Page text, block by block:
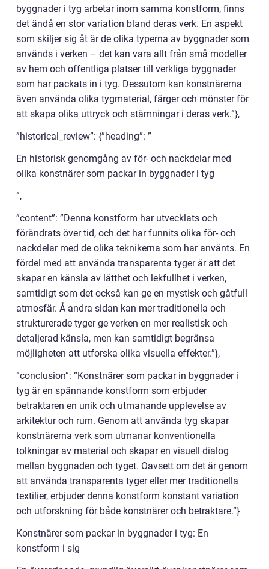
byggnader i tyg arbetar inom samma konstform, finns
det ändå en stor variation bland deras verk. En aspekt
som skiljer sig åt är de olika typerna av byggnader som
används i verken – det kan vara allt från små modeller
av hem och offentliga platser till verkliga byggnader
som har packats in i tyg. Dessutom kan konstnärerna
även använda olika tygmaterial, färger och mönster för
att skapa olika uttryck och stämningar i deras verk.”},
”historical_review”: {”heading”: ”
En historisk genomgång av för- och nackdelar med
olika konstnärer som packar in byggnader i tyg
”,
”content”: ”Denna konstform har utvecklats och
förändrats över tid, och det har funnits olika för- och
nackdelar med de olika teknikerna som har använts. En
fördel med att använda transparenta tyger är att det
skapar en känsla av lätthet och lekfullhet i verken,
samtidigt som det också kan ge en mystisk och gåtfull
atmosfär. Å andra sidan kan mer traditionella och
strukturerade tyger ge verken en mer realistisk och
detaljerad känsla, men kan samtidigt begränsa
möjligheten att utforska olika visuella effekter.”},
”conclusion”: ”Konstnärer som packar in byggnader i
tyg är en spännande konstform som erbjuder
betraktaren en unik och utmanande upplevelse av
arkitektur och rum. Genom att använda tyg skapar
konstnärerna verk som utmanar konventionella
tolkningar av material och skapar en visuell dialog
mellan byggnaden och tyget. Oavsett om det är genom
att använda transparenta tyger eller mer traditionella
textilier, erbjuder denna konstform konstant variation
och utforskning för både konstnärer och betraktare.”}
Konstnärer som packar in byggnader i tyg: En
konstform i sig